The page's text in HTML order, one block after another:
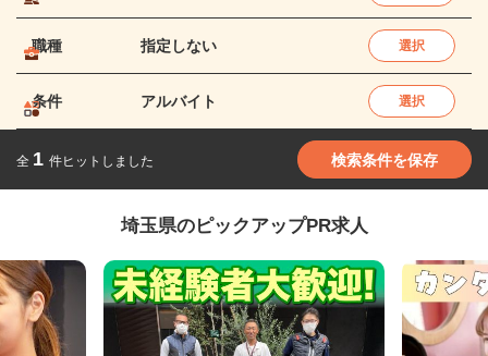
職種 指定しない 選択
条件 アルバイト 選択
全 1 件ヒットしました 検索条件を保存
埼玉県のピックアップPR求人